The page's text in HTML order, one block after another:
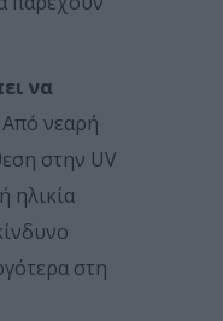
να
Από νεαρή
στην UV
ηλικία
στη